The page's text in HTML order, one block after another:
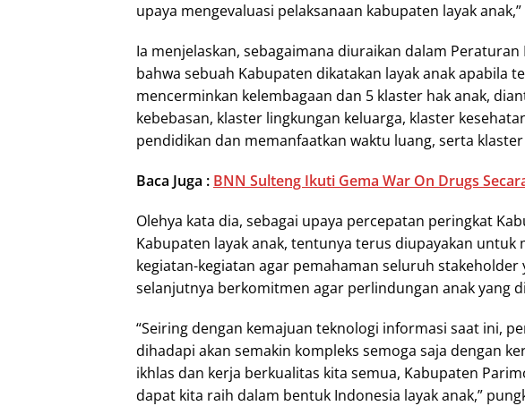
upaya mengevaluasi pelaksanaan kabupaten layak
Ia menjelaskan, sebagaimana diuraikan dalam
bahwa sebuah Kabupaten dikatakan layak anak apabila
mencerminkan kelembagaan dan 5 klaster hak anak,
kebebasan, klaster lingkungan keluarga, klaster
pendidikan dan memanfaatkan waktu luang, serta
Baca Juga : BNN Sulteng Ikuti Gema War On Drugs
Olehya kata dia, sebagai upaya percepatan peringkat
Kabupaten layak anak, tentunya terus diupayakan untuk
kegiatan-kegiatan agar pemahaman seluruh
selanjutnya berkomitmen agar perlindungan anak yang
“Seiring dengan kemajuan teknologi informasi saat ini,
dihadapi akan semakin kompleks semoga saja dengan
ikhlas dan kerja berkualitas kita semua, Kabupaten
dapat kita raih dalam bentuk Indonesia layak anak,”